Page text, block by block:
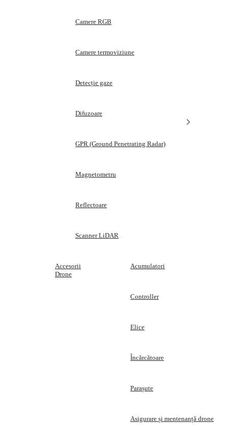
Camere RGB
Camere termoviziune
Detecție gaze
Difuzoare
GPR (Ground Penetrating Radar)
Magnetometru
Reflectoare
Scanner LiDAR
Accesorii
Drone
Acumulatori
Controller
Elice
Încărcătoare
Parașute
Asigurare și mentenanță drone